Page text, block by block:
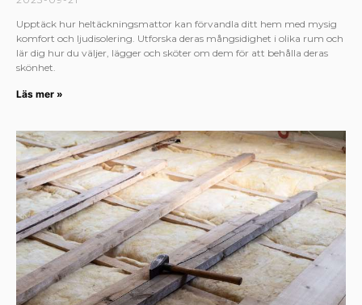
Upptäck hur heltäckningsmattor kan förvandla ditt hem med mysig
komfort och ljudisolering. Utforska deras mångsidighet i olika rum och
lär dig hur du väljer, lägger och sköter om dem för att behålla deras
skönhet.
Läs mer »